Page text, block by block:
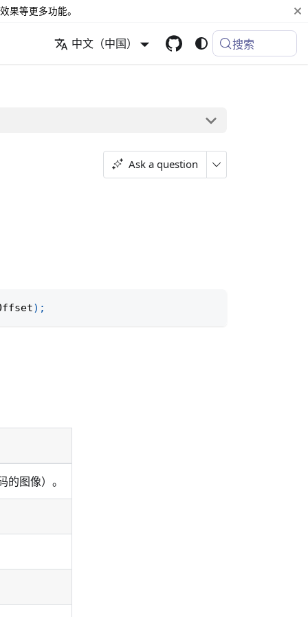
果等更多功能。
中文（中国） 搜索
Ask a question
) ;
图像）。